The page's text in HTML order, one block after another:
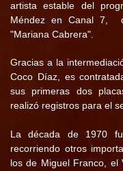
artista estable del
Méndez en Canal 7,
"Mariana Cabrera".
Gracias a la
Coco Díaz, es
sus primeras dos
realizó registros para el
La década de 1970
recorriendo otros
los de Miguel Franco, el